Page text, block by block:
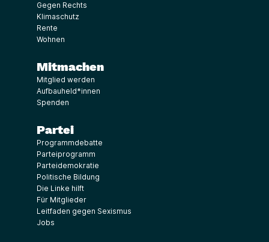
Gegen Rechts
Klimaschutz
Rente
Wohnen
Mitmachen
Mitglied werden
Aufbauheld*innen
Spenden
Partei
Programmdebatte
Parteiprogramm
Parteidemokratie
Politische Bildung
Die Linke hilft
Für Mitglieder
Leitfaden gegen Sexismus
Jobs